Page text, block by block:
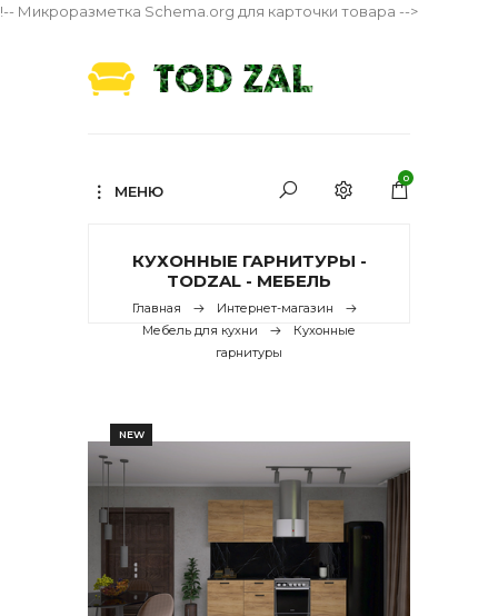
!-- Микроразметка Schema.org для карточки товара -->
МЕНЮ
0
КУХОННЫЕ ГАРНИТУРЫ -
TODZAL - МЕБЕЛЬ
Главная
Интернет-магазин
Мебель для кухни
Кухонные
гарнитуры
NEW